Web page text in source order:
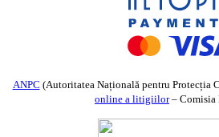
ANPC (Autoritatea Națională pentru Protecția
online a litigiilor– Comisia